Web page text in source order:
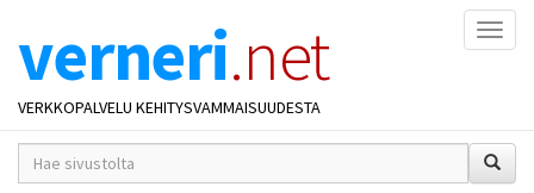
verneri.net
VERKKOPALVELU KEHITYSVAMMAISUUDESTA
hakusana(t)
*